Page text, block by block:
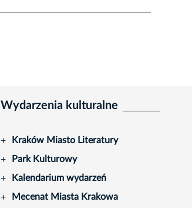
Wydarzenia kulturalne
+ Kraków Miasto Literatury
+ Park Kulturowy
+ Kalendarium wydarzeń
+ Mecenat Miasta Krakowa